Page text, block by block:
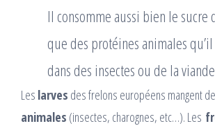
Il consomme aussi bien le sucre
que des protéines animales
dans des insectes ou de la
Les larves des frelons européens mangent
animales (insectes, charognes, etc…). Les